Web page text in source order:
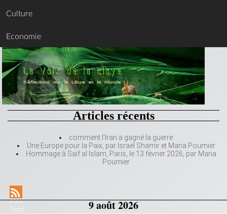
Culture
Economie
Articles récents
comment l’Iran a gagné la guerre
Une Europe pour la Paix, par Israël Shamir et Maria Poumier
Hommage à Saif al Islam, Paris, le 13 février 2026, par Maria
Poumier
RSS
9 août 2026